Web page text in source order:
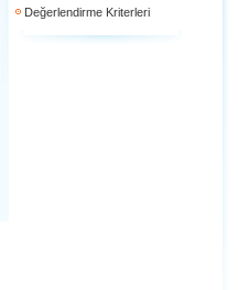
Değerlendirme Kriterleri